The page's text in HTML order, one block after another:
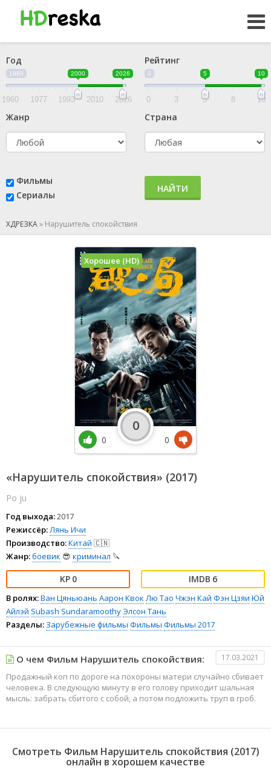
Год
1960 2000 2026
1960 1977 1993 2010 2026
Рейтинг
0 5 10
0 3 5 8 10
Жанр Страна
Фильмы
Сериалы
НАЙТИ
ХДРЕЗКА» Нарушитель спокойствия
«Нарушитель спокойствия» (2017)
Po ju
Год выхода:2017
Режиссёр: Лянь Ичи
Производство:Китай 🇨🇳
Жанр:боевик 😎 криминал 🔪
0 6
В ролях:Ван Цяньюань Аарон Квок Лю Тао Чжэн Кай Фэн Цзяи Юй
Айлэй Subash Sundaramoothy Элсон Тань
Разделы: Зарубежные фильмы Фильмы Фильмы 2017
Хорошее (HD)
0
0
0
О чем Фильм Нарушитель спокойствия: 17.03.2021
Продажный коп по дороге на похороны матери случайно сбивает
человека. В следующую минуту в его голову приходит шальная
мысль: забрать сбитого с собой, а потом подложить труп в гроб.
Смотреть Фильм Нарушитель спокойствия (2017)
онлайн в хорошем качестве